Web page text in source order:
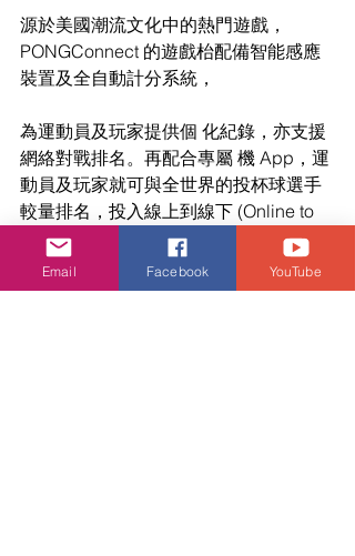
源於美國潮流文化中的熱門遊戲，
PONGConnect 的遊戲枱配備智能感應
裝置及全自動計分系統，
為運動員及玩家提供個 化紀錄，亦支援
網絡對戰排名。再配合專屬 機 App，運
動員及玩家就可與全世界的投杯球選手
較量排名，投入線上到線下 (Online to
Offline) 的遊戲體驗。
網址: http://www.pongconnect.com
Email Facebook YouTube